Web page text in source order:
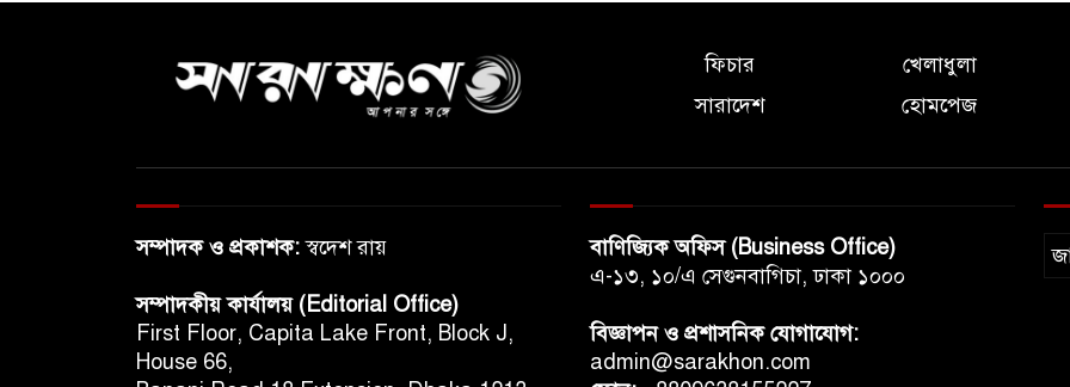
ফিচার
খেলাধুলা
সারাদেশ
হোমপেজ
সম্পাদক ও প্রকাশক:স্বদেশ রায়
সম্পাদকীয় কার্যালয় (Editorial Office)
First Floor, Capita Lake Front, Block J,
House 66,
বাণিজ্যিক অফিস (Business Office)
এ-১৩, ১০/এ সেগুনবাগিচা, ঢাকা ১০০০
বিজ্ঞাপন ও প্রশাসনিক যোগাযোগ:
admin@sarakhon.com